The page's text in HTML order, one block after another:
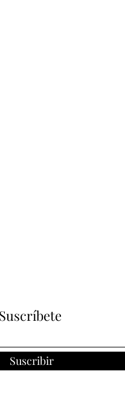
Suscríbete
Suscribir